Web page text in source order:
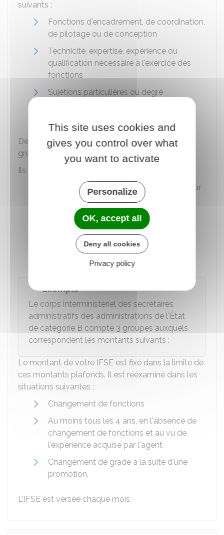
suivants :
Fonctions d'encadrement, de coordination,
de pilotage ou de conception
Technicité, expertise, expérience ou
qualification nécessaire à l'exercice des
fonctions
Sujétions particulières ou degré
Des arrêtés ministérielsfixent le nombre de
groupes de fonctions dans chaque corps.
Ils fixent aussi les montants suivants :
Montants annuels maximum de l'IFSE par
groupe de fonctions
Montants annuels maximum de l'IFSE
applicables aux agents disposant d'un
logement de fonction
Exemple
Le corps interministériel des secrétaires
administratifs des administrations de l'État
de catégorie B compte 3 groupes auxquels
correspondent les montants suivants :
Le montant de votre IFSE est fixé dans la limite de
ces montants plafonds. Il est rééxaminé dans les
situations suivantes :
Changement de fonctions
Au moins tous les 4 ans, en l'absence de
changement de fonctions et au vu de
l'expérience acquise par l'agent
Changement de grade à la suite d'une
promotion.
L'IFSE est versée chaque mois.
This site uses cookies and
gives you control over what
you want to activate
Personalize
OK, accept all
Deny all cookies
Privacy policy